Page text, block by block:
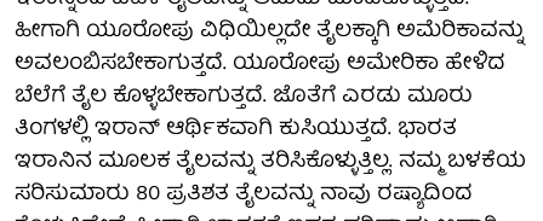
ಹೀಗಾಗಿ ಯೂರೋಪು ವಿಧಿಯಿಲ್ಲದೇ ತೈಲಕ್ಕಾಗಿ ಅಮೆರಿಕಾವನ್ನು
ಅವಲಂಬಿಸಬೇಕಾಗುತ್ತದೆ. ಯೂರೋಪು ಅಮೇರಿಕಾ ಹೇಳಿದ
ಬೆಲೆಗೆ ತೈಲ ಕೊಳ್ಳಬೇಕಾಗುತ್ತದೆ. ಜೊತೆಗೆ ಎರಡು ಮೂರು
ತಿಂಗಳಲ್ಲಿ ಇರಾನ್ ಆರ್ಥಿಕವಾಗಿ ಕುಸಿಯುತ್ತದೆ. ಭಾರತ
ಇರಾನಿನ ಮೂಲಕ ತೈಲವನ್ನು ತರಿಸಿಕೊಳ್ಳುತ್ತಿಲ್ಲ. ನಮ್ಮ ಬಳಕೆಯ
ಸರಿಸುಮಾರು 80 ಪ್ರತಿಶತ ತೈಲವನ್ನು ನಾವು ರಷ್ಯಾದಿಂದ